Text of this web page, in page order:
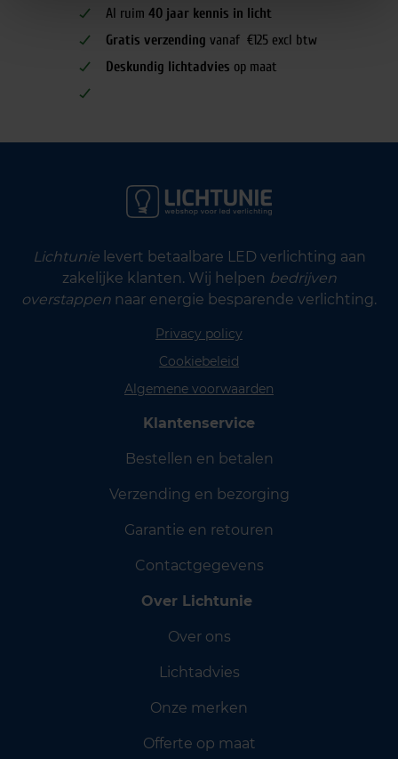
Al ruim 40 jaar kennis in licht
Gratis verzending vanaf €125 excl btw
Deskundig lichtadvies op maat
Lichtunielevert betaalbare LED verlichting aan
zakelijke klanten. Wij helpen bedrijven
overstappen naar energie besparende verlichting.
Privacy policy
Cookiebeleid
Algemene voorwaarden
Klantenservice
Bestellen en betalen
Verzending en bezorging
Garantie en retouren
Contactgegevens
Over Lichtunie
Over ons
Lichtadvies
Onze merken
Offerte op maat